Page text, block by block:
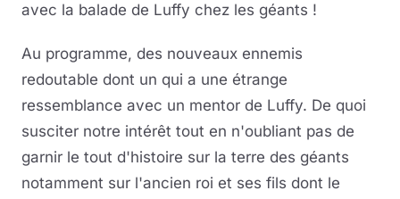
avec la balade de Luffy chez les géants !
Au programme, des nouveaux ennemis
redoutable dont un qui a une étrange
ressemblance avec un mentor de Luffy. De quoi
susciter notre intérêt tout en n'oubliant pas de
garnir le tout d'histoire sur la terre des géants
notamment sur l'ancien roi et ses fils dont le